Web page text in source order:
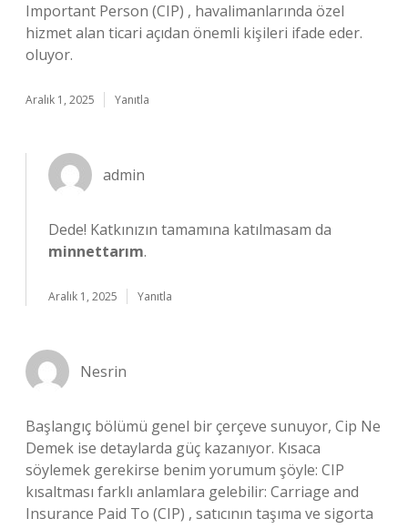
Important Person (CIP) , havalimanlarında özel
hizmet alan ticari açıdan önemli kişileri ifade eder.
oluyor.
Aralık 1, 2025 Yanıtla
admin
Dede! Katkınızın tamamına katılmasam da
minnettarım.
Aralık 1, 2025 Yanıtla
Nesrin
Başlangıç bölümü genel bir çerçeve sunuyor, Cip Ne
Demek ise detaylarda güç kazanıyor. Kısaca
söylemek gerekirse benim yorumum şöyle: CIP
kısaltması farklı anlamlara gelebilir: Carriage and
Insurance Paid To (CIP) , satıcının taşıma ve sigorta